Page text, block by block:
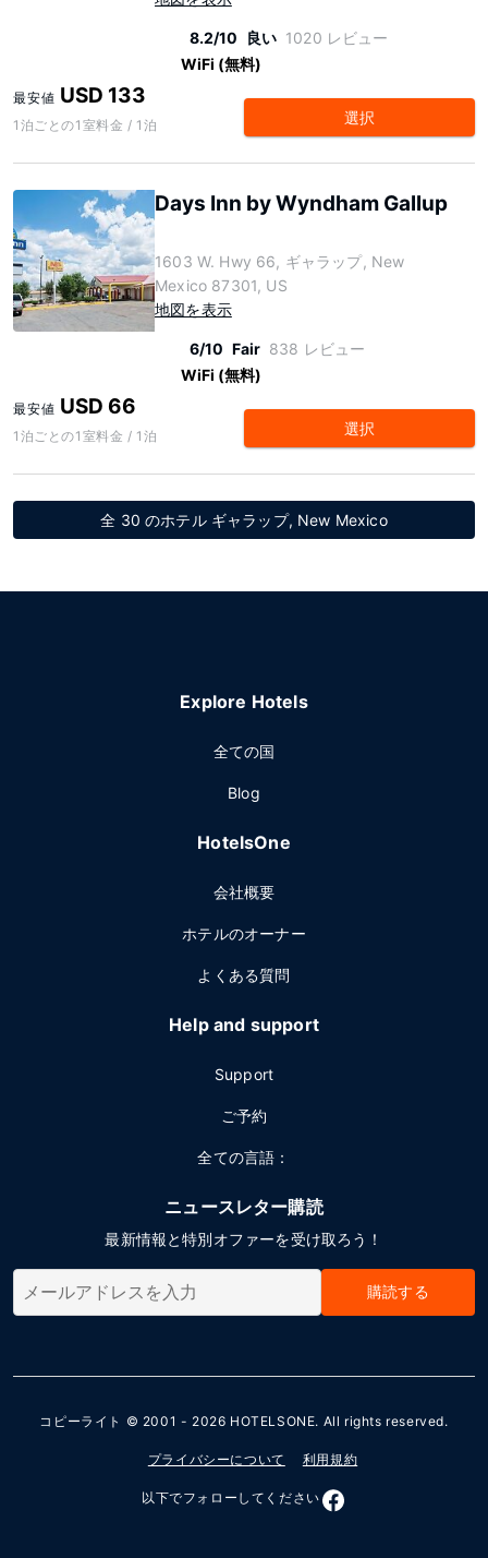
8.2/10 良い 1020 レビュー
WiFi (無料)
最安値 USD 133
1泊ごとの1室料金 / 1泊 選択
Days Inn by Wyndham Gallup
1603 W. Hwy 66, ギャラップ, New
Mexico 87301, US
地図を表示
6/10 Fair 838 レビュー
WiFi (無料)
最安値 USD 66
1泊ごとの1室料金 / 1泊 選択
全 30 のホテル ギャラップ, New Mexico
Explore Hotels
全ての国
Blog
HotelsOne
会社概要
ホテルのオーナー
よくある質問
Help and support
Support
ご予約
全ての言語：
ニュースレター購読
最新情報と特別オファーを受け取ろう！
購読する
コピーライト © 2001 - 2026 HOTELSONE. All rights reserved.
プライバシーについて 利用規約
以下でフォローしてください